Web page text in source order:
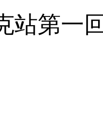
站第一